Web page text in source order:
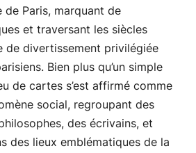
de Paris, marquant de
et traversant les siècles
de divertissement privilégiée
Bien plus qu’un simple
de cartes s’est affirmé comme
social, regroupant des
des écrivains, et
des lieux emblématiques de la